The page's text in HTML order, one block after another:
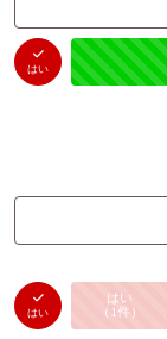
はい
はい
（0件）
未投票
はい
はい
（ 1件）